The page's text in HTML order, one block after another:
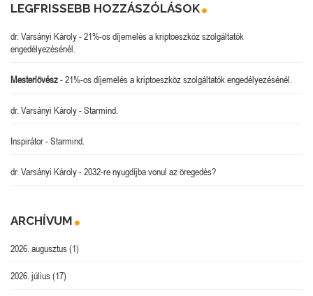
LEGFRISSEBB HOZZÁSZÓLÁSOK
dr. Varsányi Károly-21%-os díjemelés a kriptoeszköz szolgáltatók
engedélyezésénél.
Mesterlövész-21%-os díjemelés a kriptoeszköz szolgáltatók engedélyezésénél.
dr. Varsányi Károly-Starmind.
Inspirátor-Starmind.
dr. Varsányi Károly-2032-re nyugdíjba vonul az öregedés?
ARCHÍVUM
2026. augusztus(1)
2026. július(17)